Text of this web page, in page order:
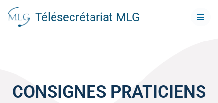
Aller
Télésecrétariat MLG
CONSIGNES PRATICIENS